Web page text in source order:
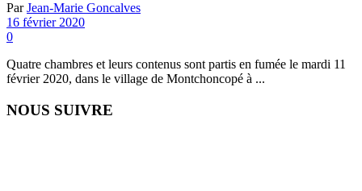
Par Jean-Marie Goncalves
16 février 2020
0
Quatre chambres et leurs contenus sont partis en fumée le mardi 11
février 2020, dans le village de Montchoncopé à ...
NOUS SUIVRE